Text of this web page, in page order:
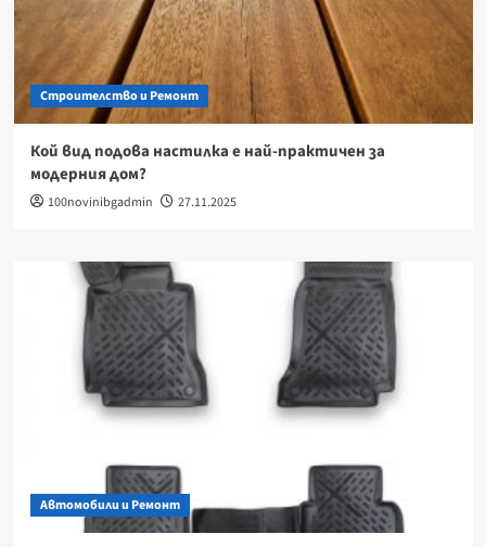
Строителство и Ремонт
Кой вид подова настилка е най-практичен за
модерния дом?
100novinibgadmin 27.11.2025
Автомобили и Ремонт